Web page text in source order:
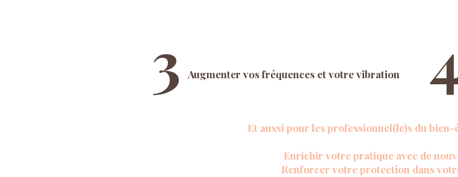
3 Augmenter vos fréquences et votre vibration
Et aussi pour les professionnel(le)s du
Enrichir votre pratique avec de
Renforcer votre protection dans votre